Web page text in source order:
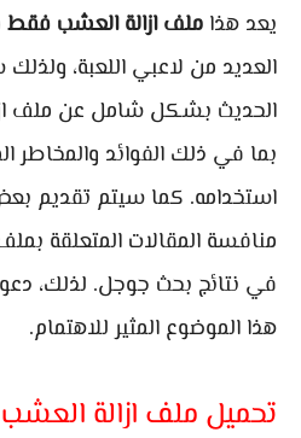
يعد هذا ملف ازالة العشب فقط
العديد من لاعبي اللعبة،
الحديث بشكل شامل عن ملف
بما في ذلك الفوائد والمخاطر
استخدامه. كما سيتم تقديم
منافسة المقالات المتعلقة
في نتائج بحث جوجل. لذلك،
هذا الموضوع المثير للاهتمام.
تحميل ملف ازالة